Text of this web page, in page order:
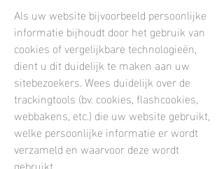
Als uw website bijvoorbeeld persoonlijke
informatie bijhoudt door het gebruik van
cookies of vergelijkbare technologieën,
dient u dit duidelijk te maken aan uw
sitebezoekers. Wees duidelijk over de
trackingtools (bv. cookies, flashcookies,
webbakens, etc.) die uw website gebruikt,
welke persoonlijke informatie er wordt
verzameld en waarvoor deze wordt